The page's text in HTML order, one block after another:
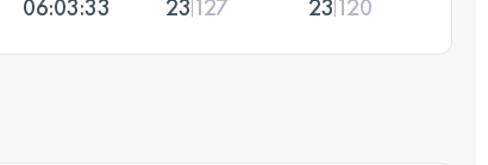
06:03:33 23 127 23 120